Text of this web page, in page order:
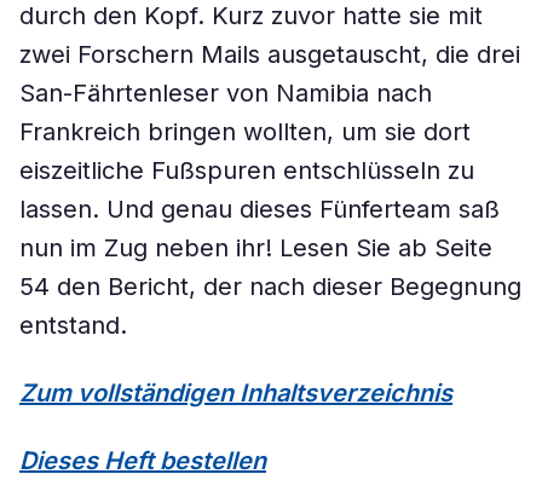
durch den Kopf. Kurz zuvor hatte sie mit
zwei Forschern Mails ausgetauscht, die drei
San-Fährtenleser von Namibia nach
Frankreich bringen wollten, um sie dort
eiszeitliche Fußspuren entschlüsseln zu
lassen. Und genau dieses Fünferteam saß
nun im Zug neben ihr! Lesen Sie ab Seite
54 den Bericht, der nach dieser Begegnung
entstand.
Zum vollständigen Inhaltsverzeichnis
Dieses Heft bestellen